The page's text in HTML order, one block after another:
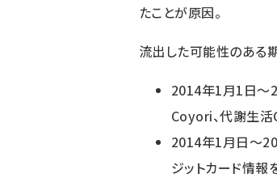
たことが原因。
流出した可能性のある
2014年1月1日～
Coyori、代謝生活
2014年1月日～
ジットカード情